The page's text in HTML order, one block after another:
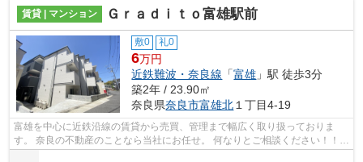
賃貸 | マンション Ｇｒａｄｉｔｏ富雄駅前
敷0 礼0
6万円
近鉄難波・奈良線 「富雄 」駅 徒歩3分
築2年 / 23.90㎡
奈良県奈良市富雄北 １丁目4-19
富雄を中心に近鉄沿線の賃貸から売買、管理まで幅広く取り扱っておりま
す。 奈良の不動産のことなら当社にお任せ。 何なりとご相談ください！！
その他沿線の物件も取り扱っております...